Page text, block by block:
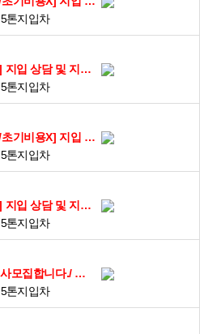
5톤지입차
물량보장[선납금X] 지입 상담 및 지입기사모집
5톤지입차
물량보장[선납금X/초기비용X] 지입 상담 및 지입기사모집
5톤지입차
물량보장[선납금X] 지입 상담 및 지입기사모집
5톤지입차
5톤윙바디 간선 기사모집합니다./ 주5일근무 / 초기비용X / 상하차X / 초보가능 /
5톤지입차